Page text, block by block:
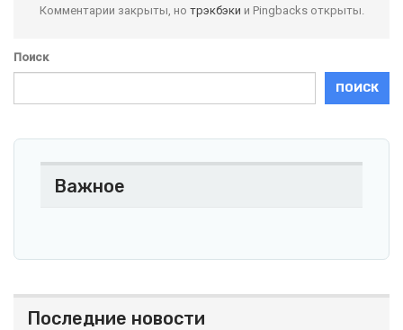
Комментарии закрыты, но трэкбэки и Pingbacks открыты.
Поиск
ПОИСК
Важное
Последние новости